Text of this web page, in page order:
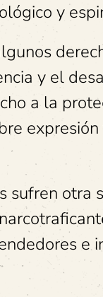
y
y el
a la
expresión
sufren otra
e